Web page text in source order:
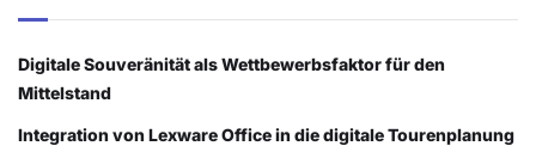
Digitale Souveränität als Wettbewerbsfaktor für den
Mittelstand
Integration von Lexware Office in die digitale Tourenplanung